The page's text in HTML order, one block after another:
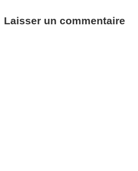
Laisser un commentaire